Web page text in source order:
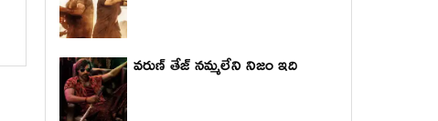
వరుణ్ తేజ్ నమ్మలేని నిజం ఇది